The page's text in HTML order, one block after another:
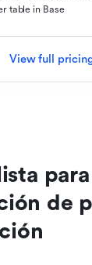
table in Base
View full
de